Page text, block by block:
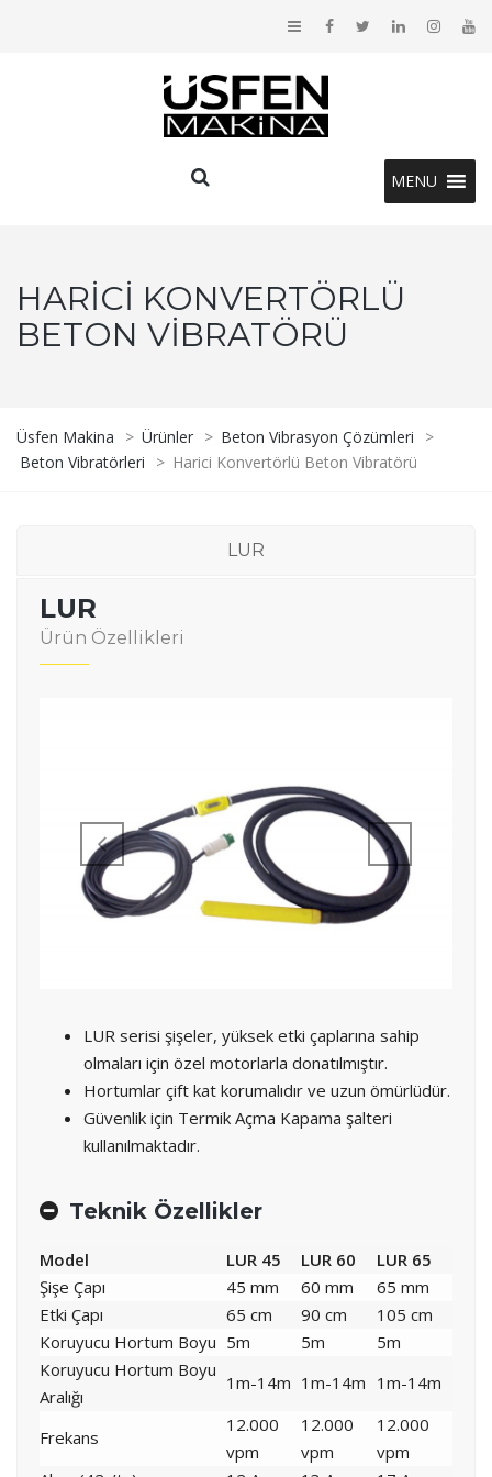
MENU
HARICI KONVERTÖRLÜ
BETON VIBRATÖRÜ
Üsfen Makina > Ürünler > Beton Vibrasyon Çözümleri
>
Beton Vibratörleri
> Harici Konvertörlü Beton Vibratörü
LUR
LUR
Ürün Özellikleri
LUR serisi şişeler, yüksek etki çaplarına sahip
olmaları için özel motorlarla donatılmıştır.
Hortumlar çift kat korumalıdır ve uzun ömürlüdür.
Güvenlik için Termik Açma Kapama şalteri
kullanılmaktadır.
Teknik Özellikler
Model LUR 45 LUR 60
LUR 65
Şişe Çapı
45 mm 60 mm
65 mm
Etki Çapı
65 cm 90 cm
105 cm
Koruyucu Hortum Boyu 5m 5m
5m
Koruyucu Hortum Boyu
Aralığı
1m-14m 1m-14m 1m-14m
Frekans
12.000
vpm
12.000
vpm
12.000
vpm